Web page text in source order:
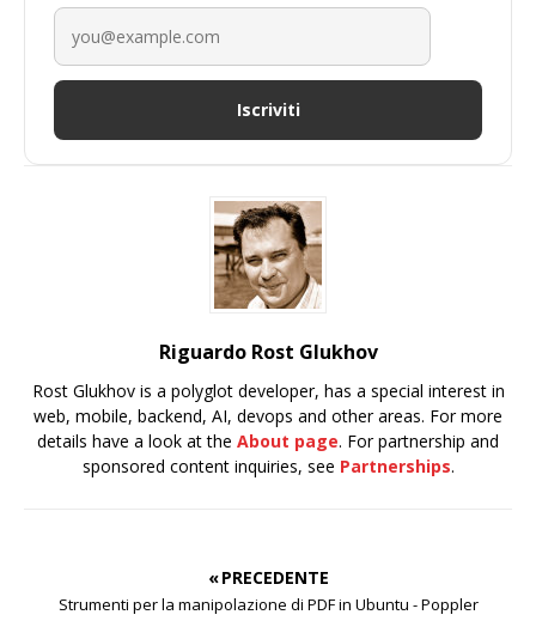
Iscriviti
Riguardo Rost Glukhov
Rost Glukhov is a polyglot developer, has a special interest in
web, mobile, backend, AI, devops and other areas. For more
details have a look at the About page. For partnership and
sponsored content inquiries, see Partnerships.
« PRECEDENTE
Strumenti per la manipolazione di PDF in Ubuntu - Poppler